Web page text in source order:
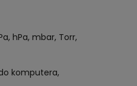
hPa, mbar, Torr,
komputera,